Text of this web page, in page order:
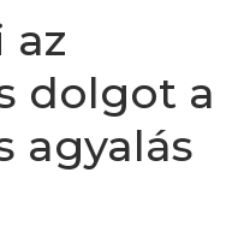
az
dolgot a
agyalás